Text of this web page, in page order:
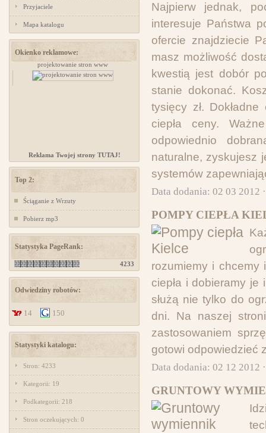
Przyjaciele
Mapa katalogu
Okienko reklamowe:
projektowanie stron www
Reklama Twojej strony TUTAJ!
Top 2:
Ściąganie z Wrzuty
Pobierz mp3
Statystyka PageRank:
4233
Odwiedziny robotów:
14 150
Statystyki katalogu:
Stron: 4233
Kategorii: 19
Podkategorii: 218
Stron oczekujących: 0
Najpierw jednak,
interesuje Państwa
ofercie znajdziecie
masz możliwość
kwestią jest dobór
stanie dokonać.
tysięcy zł.
ciepła ceny.
odpowiednio
naturalne, zyskujesz
systemów
Data dodania: 02 03 2012
POMPY CIEPŁA
rozumiemy i chcemy
ciepła i dobieramy
służą nie tylko do
dni. Na naszej
zastosowaniem
gotowi odpowiedzieć
Data dodania: 02 12 2012
GRUNTOWY